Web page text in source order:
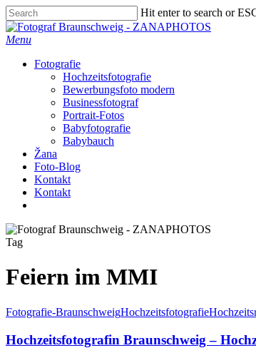
Skip
to
main
Hit enter to search or
Close
Search
Menu
Fotografie
Hochzeitsfotografie
Bewerbungsfoto modern
Businessfotograf
Portrait-Fotos
Babyfotografie
Babybauch
Žana
Foto-Blog
Kontakt
Kontakt
Tag
Feiern im MMI
Fotografie-BraunschweigHochzeitsfotografie
Hochzeitsfotografin Braunschweig –